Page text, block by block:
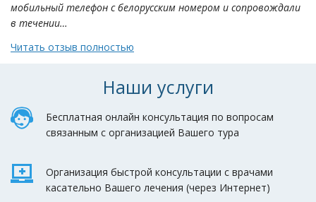
мобильный телефон с белорусским номером и сопровождали
в течении…
Читать отзыв полностью
Наши услуги
Бесплатная онлайн консультация по вопросам
связанным с организацией Вашего тура
Организация быстрой консультации с врачами
касательно Вашего лечения (через Интернет)